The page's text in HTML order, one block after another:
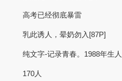
高考已经彻底暴雷
乳此诱人，晕奶勿入[87P]
纯文字-记录青春。1988年生
170人